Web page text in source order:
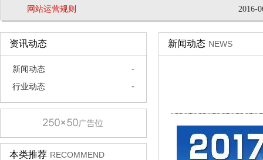
网站运营规则
2016-
国际EIS 会议将于2022年4月底北京举行
2019-
公告
网站运营规则
2016-
资讯动态
新闻动态 -
行业动态 -
本类推荐 RECOMMEND
新闻动态 NEWS